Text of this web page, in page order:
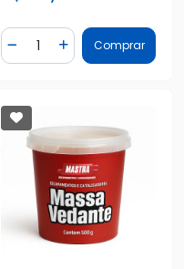
Diminuir Quantidade
Quantidade
AdicionarComprar